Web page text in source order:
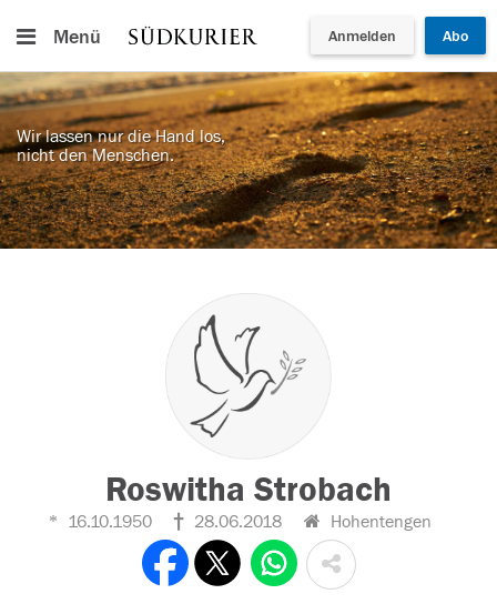
Menü Anmelden Abo
Wir lassen nur die Hand los,
nicht den Menschen.
Roswitha Strobach
16.10.1950 28.06.2018 Hohentengen